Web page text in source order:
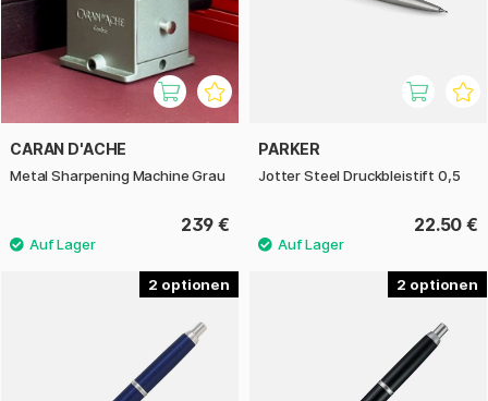
CARAN D'ACHE
Metal Sharpening Machine Grau
239 €
PARKER
Jotter Steel Druckbleistift 0,5
22.50 €
2 2